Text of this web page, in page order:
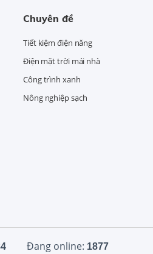
Chuyên đề
Tiết kiệm điện năng
Điện mặt trời mái nhà
Công trình xanh
Nông nghiệp sạch
Đang online: 1877